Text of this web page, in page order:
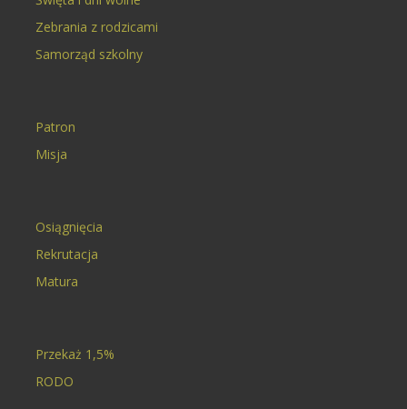
Zebrania z rodzicami
Samorząd szkolny
Patron
Misja
Osiągnięcia
Rekrutacja
Matura
Przekaż 1,5%
RODO